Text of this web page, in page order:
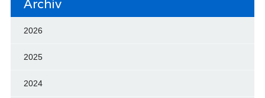
Archiv
2026
2025
2024